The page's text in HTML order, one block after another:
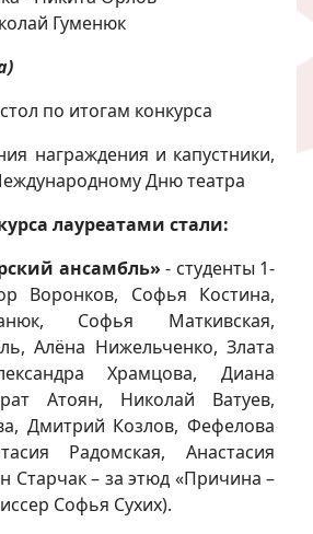
Гуменюк
по итогам конкурса
награждения и капустники,
Дню театра
лауреатами стали:
ансамбль» - студенты 1-
Воронков, Софья Костина,
Софья Маткивская,
Алёна Нижельченко, Злата
Храмцова, Диана
Атоян, Николай Ватуев,
Дмитрий Козлов, Фефелова
Радомская, Анастасия
Старчак – за этюд «Причина –
Софья Сухих).